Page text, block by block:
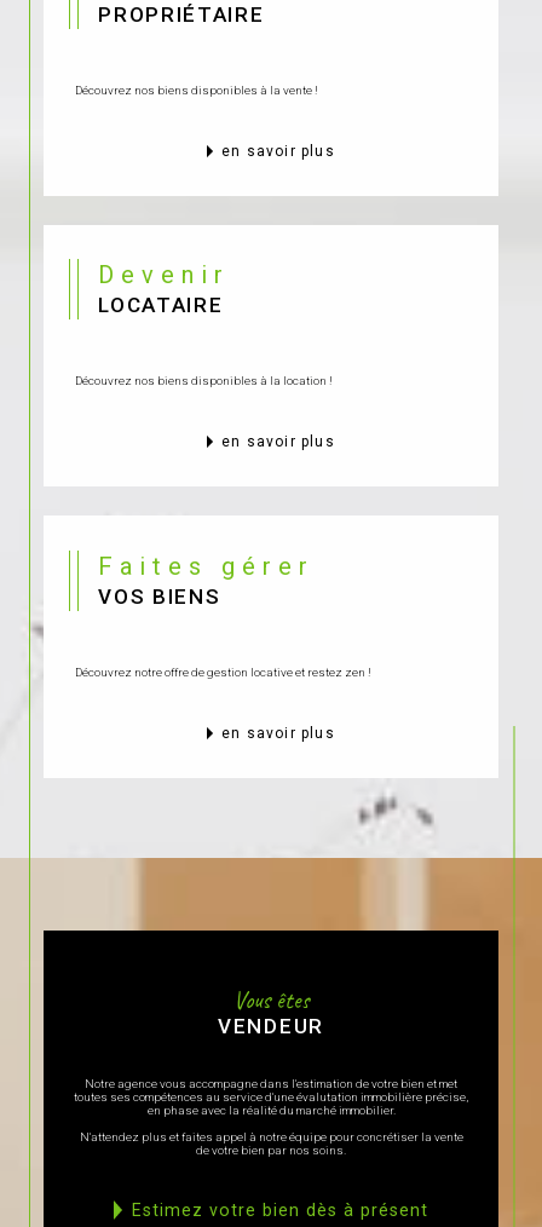
PROPRIÉTAIRE
Découvrez nos biens disponibles à la vente !
en savoir plus
Devenir
LOCATAIRE
Découvrez nos biens disponibles à la location !
en savoir plus
Faites gérer
VOS BIENS
Découvrez notre offre de gestion locative et restez zen !
en savoir plus
Vous êtes
VENDEUR
Notre agence vous accompagne dans l'estimation de votre bien et met
toutes ses compétences au service d'une évalutation immobilière précise,
en phase avec la réalité du marché immobilier.
N'attendez plus et faites appel à notre équipe pour concrétiser la vente
de votre bien par nos soins.
estimez votre bien dès à présent